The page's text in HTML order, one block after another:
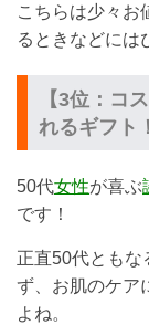
こちらは少々お
るときなどには
【3位：コ
れるギフト！
50代女性が喜ぶ
です！
正直50代ともな
ず、お肌のケア
よね。